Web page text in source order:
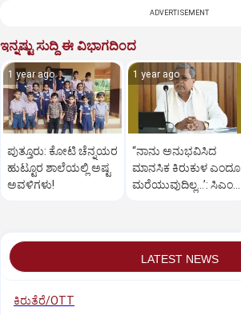
ADVERTISEMENT
ಇನ್ನಷ್ಟು ಸುದ್ದಿ ಈ ವಿಭಾಗದಿಂದ
1 year ago
ಪುತ್ತೂರು: ಕೋಟಿ ಚೆನ್ನಯರ
ಹುಟ್ಟೂರ ಶಾಲೆಯಲ್ಲಿ ಅಷ್ಟ
ಅವಳಿಗಳು!
1 year ago
“ನಾನು ಅನುಭವಿಸಿದ
ಮಾನಸಿಕ ಕಿರುಕುಳ ಎಂದೂ
ಮರೆಯುವುದಿಲ್ಲ…’: ಸಿಎಂ
LATEST NEWS
ಕಿರುತೆರೆ/OTT